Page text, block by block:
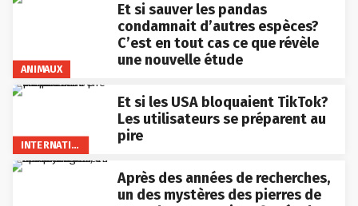
ANIMAUX
Et si sauver les pandas
condamnait d’autres espèces?
C’est en tout cas ce que révèle
une nouvelle étude
INTERNATIONAL
Et si les USA bloquaient TikTok?
Les utilisateurs se préparent au
pire
Après des années de recherches,
un des mystères des pierres de